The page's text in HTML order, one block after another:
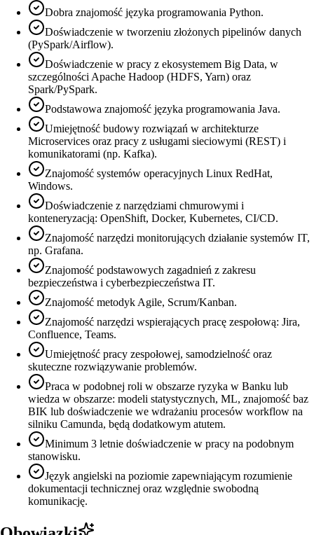
Dobra znajomość języka programowania Python.
Doświadczenie w tworzeniu złożonych pipelinów danych
(PySpark/Airflow).
Doświadczenie w pracy z ekosystemem Big Data, w
szczególności Apache Hadoop (HDFS, Yarn) oraz
Spark/PySpark.
Podstawowa znajomość języka programowania Java.
Umiejętność budowy rozwiązań w architekturze
Microservices oraz pracy z usługami sieciowymi (REST) i
komunikatorami (np. Kafka).
Znajomość systemów operacyjnych Linux RedHat,
Windows.
Doświadczenie z narzędziami chmurowymi i
konteneryzacją: OpenShift, Docker, Kubernetes, CI/CD.
Znajomość narzędzi monitorujących działanie systemów IT,
np. Grafana.
Znajomość podstawowych zagadnień z zakresu
bezpieczeństwa i cyberbezpieczeństwa IT.
Znajomość metodyk Agile, Scrum/Kanban.
Znajomość narzędzi wspierających pracę zespołową: Jira,
Confluence, Teams.
Umiejętność pracy zespołowej, samodzielność oraz
skuteczne rozwiązywanie problemów.
Praca w podobnej roli w obszarze ryzyka w Banku lub
wiedza w obszarze: modeli statystycznych, ML, znajomość baz
BIK lub doświadczenie we wdrażaniu procesów workflow na
silniku Camunda, będą dodatkowym atutem.
Minimum 3 letnie doświadczenie w pracy na podobnym
stanowisku.
Język angielski na poziomie zapewniającym rozumienie
dokumentacji technicznej oraz względnie swobodną
komunikację.